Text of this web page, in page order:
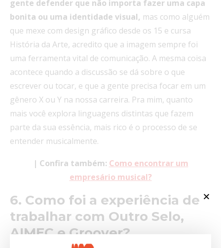
gente defender que não importa fazer uma capa
bonita ou uma identidade visual, mas como alguém
que mexe com design gráfico desde os 15 e cursa
História da Arte, acredito que a imagem sempre foi
uma ferramenta vital de comunicação. A mesma coisa
acontece quando a discussão se dá sobre o que
escrever ou tocar, e que a gente precisa focar em um
gênero X ou Y na nossa carreira. Pra mim, quanto
mais você explora linguagens distintas que fazem
parte da sua essência, mais rico é o processo de se
entender musicalmente.
| Confira também: Como encontrar um
empresário musical?
6. Como foi a experiência de
trabalhar com Outro Selo,
AIMEC e Groover?